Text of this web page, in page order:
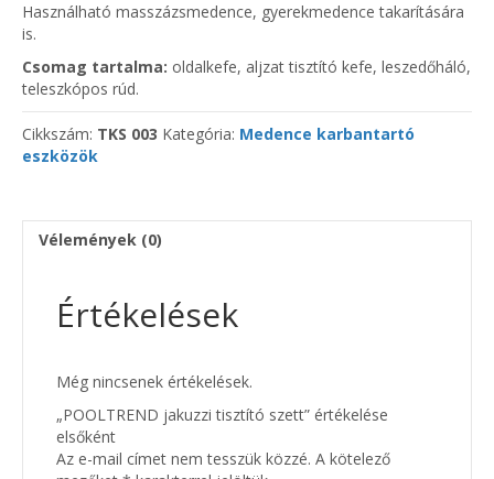
Használható masszázsmedence, gyerekmedence takarítására
is.
Csomag tartalma: oldalkefe, aljzat tisztító kefe, leszedőháló,
teleszkópos rúd.
Cikkszám: TKS 003 Kategória: Medence karbantartó
eszközök
Vélemények (0)
Értékelések
Még nincsenek értékelések.
„POOLTREND jakuzzi tisztító szett” értékelése
elsőként
Az e-mail címet nem tesszük közzé. A kötelező